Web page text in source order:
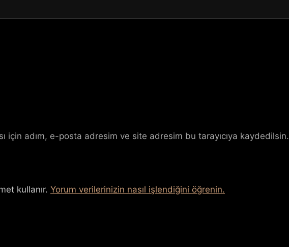
için adım, e-posta adresim ve site adresim bu tarayıcıya kaydedilsin.
kullanır. Yorum verilerinizin nasıl işlendiğini öğrenin.